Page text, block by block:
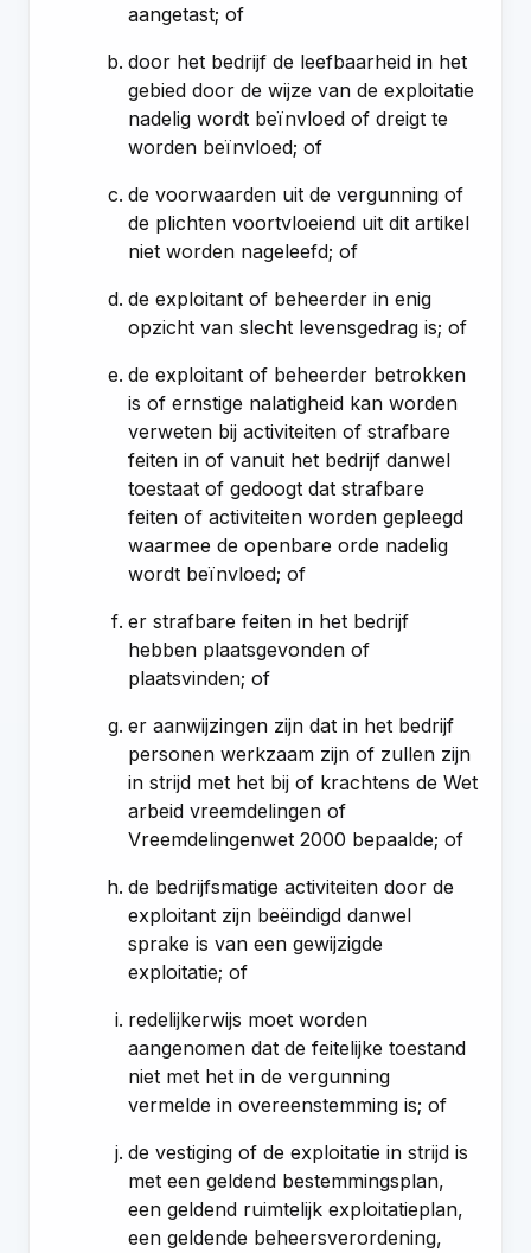
aangetast; of
door het bedrijf de leefbaarheid in het
gebied door de wijze van de exploitatie
nadelig wordt beïnvloed of dreigt te
worden beïnvloed; of
de voorwaarden uit de vergunning of
de plichten voortvloeiend uit dit artikel
niet worden nageleefd; of
de exploitant of beheerder in enig
opzicht van slecht levensgedrag is; of
de exploitant of beheerder betrokken
is of ernstige nalatigheid kan worden
verweten bij activiteiten of strafbare
feiten in of vanuit het bedrijf danwel
toestaat of gedoogt dat strafbare
feiten of activiteiten worden gepleegd
waarmee de openbare orde nadelig
wordt beïnvloed; of
er strafbare feiten in het bedrijf
hebben plaatsgevonden of
plaatsvinden; of
er aanwijzingen zijn dat in het bedrijf
personen werkzaam zijn of zullen zijn
in strijd met het bij of krachtens de Wet
arbeid vreemdelingen of
Vreemdelingenwet 2000 bepaalde; of
de bedrijfsmatige activiteiten door de
exploitant zijn beëindigd danwel
sprake is van een gewijzigde
exploitatie; of
redelijkerwijs moet worden
aangenomen dat de feitelijke toestand
niet met het in de vergunning
vermelde in overeenstemming is; of
de vestiging of de exploitatie in strijd is
met een geldend bestemmingsplan,
een geldend ruimtelijk exploitatieplan,
een geldende beheersverordening,